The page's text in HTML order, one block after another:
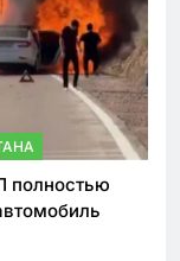
полностью